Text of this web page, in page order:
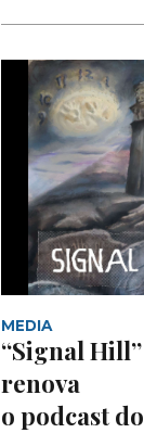
MEDIA
“Signal
renova
o podcast